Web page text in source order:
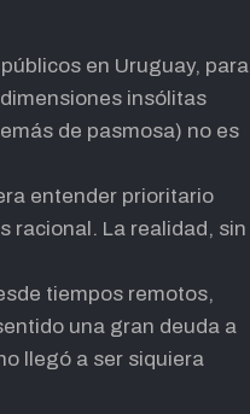
en Uruguay, para
insólitas
de pasmosa) no es
entender prioritario
racional. La realidad, sin
tiempos remotos,
una gran deuda a
llegó a ser siquiera